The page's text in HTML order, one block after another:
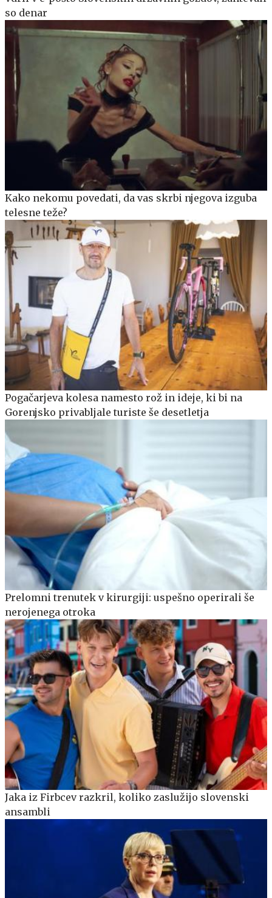
so denar
Kako nekomu povedati, da vas skrbi njegova izguba
telesne teže?
Pogačarjeva kolesa namesto rož in ideje, ki bi na
Gorenjsko privabljale turiste še desetletja
Prelomni trenutek v kirurgiji: uspešno operirali še
nerojenega otroka
Jaka iz Firbcev razkril, koliko zaslužijo slovenski
ansambli